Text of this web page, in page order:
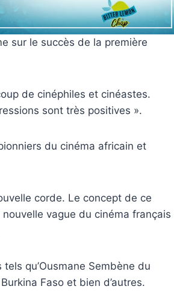
sur le succès de la première
de cinéphiles et cinéastes.
sont très positives ».
du cinéma africain et
corde. Le concept de ce
vague du cinéma français
qu’Ousmane Sembène du
Faso et bien d’autres.